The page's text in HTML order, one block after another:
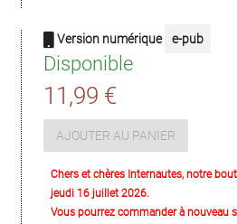
Version numérique e-pub
Disponible
11,99 €
AJOUTER AU PANIER
Chers et chères Internautes, notre
jeudi 16 juillet 2026.
Vous pourrez commander à nouveau